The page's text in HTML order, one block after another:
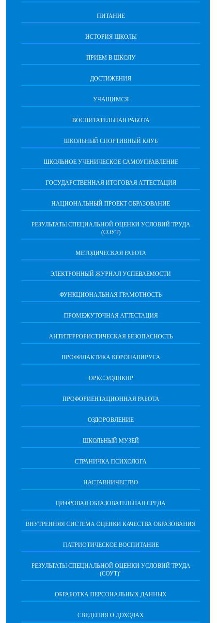
ПИТАНИЕ
ИСТОРИЯ ШКОЛЫ
ПРИЕМ В ШКОЛУ
ДОСТИЖЕНИЯ
УЧАЩИМСЯ
ВОСПИТАТЕЛЬНАЯ РАБОТА
ШКОЛЬНЫЙ СПОРТИВНЫЙ КЛУБ
ШКОЛЬНОЕ УЧЕНИЧЕСКОЕ САМОУПРАВЛЕНИЕ
ГОСУДАРСТВЕННАЯ ИТОГОВАЯ АТТЕСТАЦИЯ
НАЦИОНАЛЬНЫЙ ПРОЕКТ ОБРАЗОВАНИЕ
РЕЗУЛЬТАТЫ СПЕЦИАЛЬНОЙ ОЦЕНКИ УСЛОВИЙ ТРУДА
(СОУТ)
МЕТОДИЧЕСКАЯ РАБОТА
ЭЛЕКТРОННЫЙ ЖУРНАЛ УСПЕВАЕМОСТИ
ФУНКЦИОНАЛЬНАЯ ГРАМОТНОСТЬ
ПРОМЕЖУТОЧНАЯ АТТЕСТАЦИЯ
АНТИТЕРРОРИСТИЧЕСКАЯ БЕЗОПАСНОСТЬ
ПРОФИЛАКТИКА КОРОНАВИРУСА
ОРКСЭ/ОДНКНР
ПРОФОРИЕНТАЦИОННАЯ РАБОТА
ОЗДОРОВЛЕНИЕ
ШКОЛЬНЫЙ МУЗЕЙ
СТРАНИЧКА ПСИХОЛОГА
НАСТАВНИЧЕСТВО
ЦИФРОВАЯ ОБРАЗОВАТЕЛЬНАЯ СРЕДА
ВНУТРЕННЯЯ СИСТЕМА ОЦЕНКИ КАЧЕСТВА ОБРАЗОВАНИЯ
ПАТРИОТИЧЕСКОЕ ВОСПИТАНИЕ
РЕЗУЛЬТАТЫ СПЕЦИАЛЬНОЙ ОЦЕНКИ УСЛОВИЙ ТРУДА
(СОУТ)"
ОБРАБОТКА ПЕРСОНАЛЬНЫХ ДАННЫХ
СВЕДЕНИЯ О ДОХОДАХ